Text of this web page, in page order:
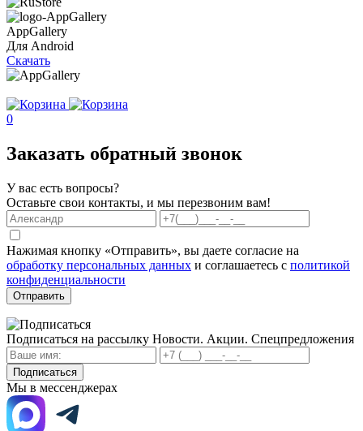
AppGallery
Для Android
Скачать
0
Заказать обратный звонок
У вас есть вопросы?
Оставьте свои контакты, и мы перезвоним вам!
Нажимая кнопку «Отправить», вы даете согласие на
обработку персональных данных и соглашаетесь с политикой
конфиденциальности
Отправить
Подписаться на рассылку Новости. Акции. Спецпредложения
Подписаться
Мы в мессенджерах